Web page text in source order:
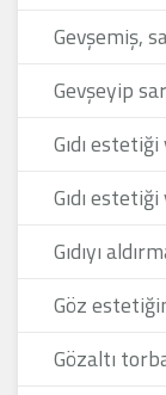
Gevşemiş,
Gevşeyip
Gıdı
Gıdı
Gıdıyı
Göz
Gözaltı